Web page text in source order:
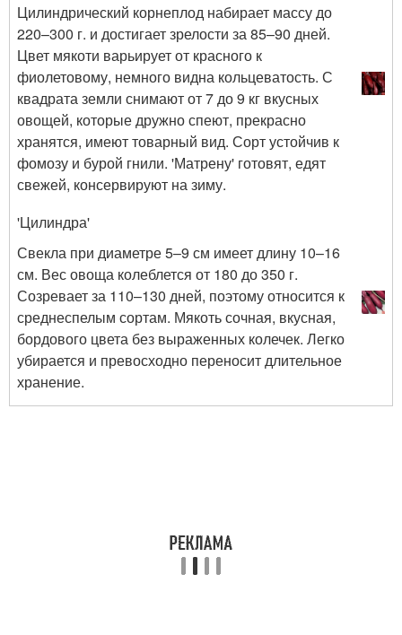
Цилиндрический корнеплод набирает массу до
220–300 г. и достигает зрелости за 85–90 дней.
Цвет мякоти варьирует от красного к
фиолетовому, немного видна кольцеватость. С
квадрата земли снимают от 7 до 9 кг вкусных
овощей, которые дружно спеют, прекрасно
хранятся, имеют товарный вид. Сорт устойчив к
фомозу и бурой гнили. 'Матрену' готовят, едят
свежей, консервируют на зиму.
'Цилиндра'
Свекла при диаметре 5–9 см имеет длину 10–16
см. Вес овоща колеблется от 180 до 350 г.
Созревает за 110–130 дней, поэтому относится к
среднеспелым сортам. Мякоть сочная, вкусная,
бордового цвета без выраженных колечек. Легко
убирается и превосходно переносит длительное
хранение.